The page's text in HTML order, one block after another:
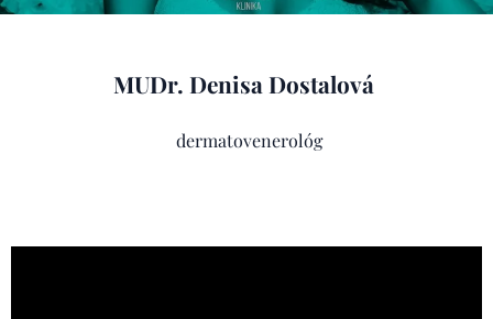
MUDr. Denisa Dostalová
dermatovenerológ